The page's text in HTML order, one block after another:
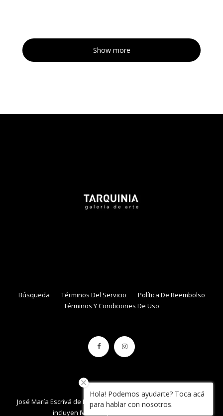
Show more
Búsqueda Términos Del Servicio
Política De Reembolso
Términos Y Condiciones De Uso
José María Escrivá de Balaguer 861, local 34 , Con Con. / Precios
incluyen IVA / Tarquinia.cl / 2020 / Chile.
Hola! Podemos ayudarte? Toca acá
para hablar con nosotros.